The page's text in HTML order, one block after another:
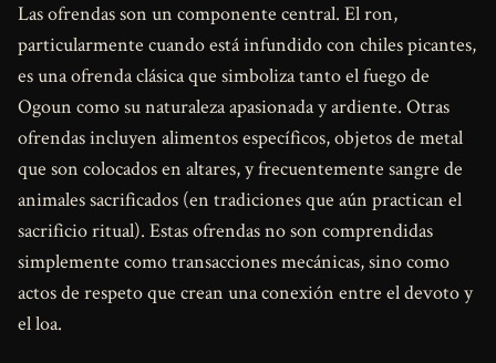
Las ofrendas son un componente central. El ron,
particularmente cuando está infundido con chiles picantes,
es una ofrenda clásica que simboliza tanto el fuego de
Ogoun como su naturaleza apasionada y ardiente. Otras
ofrendas incluyen alimentos específicos, objetos de metal
que son colocados en altares, y frecuentemente sangre de
animales sacrificados (en tradiciones que aún practican el
sacrificio ritual). Estas ofrendas no son comprendidas
simplemente como transacciones mecánicas, sino como
actos de respeto que crean una conexión entre el devoto y
el loa.